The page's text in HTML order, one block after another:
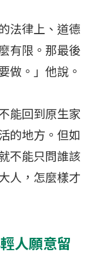
法律上、道德
有限。那最後
做。」他說。
能回到原生家
的地方。但如
不能只問誰該
人，怎麼樣才
人願意留